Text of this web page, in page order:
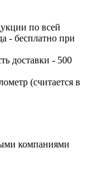
по всей
- бесплатно при
доставки - 500
(считается в
компаниями